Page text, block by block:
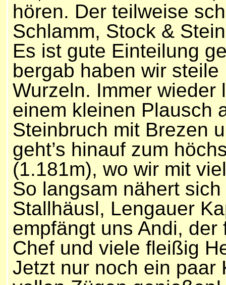
hören. Der teilweise
Schlamm, Stock &
Es ist gute Einteilung
bergab haben wir
Wurzeln. Immer wieder
einem kleinen Plausch
Steinbruch mit Brezen
geht’s hinauf zum
(1.181m), wo wir mit
So langsam nähert
Stallhäusl, Lengauer
empfängt uns Andi,
Chef und viele fleißig
Jetzt nur noch ein paar